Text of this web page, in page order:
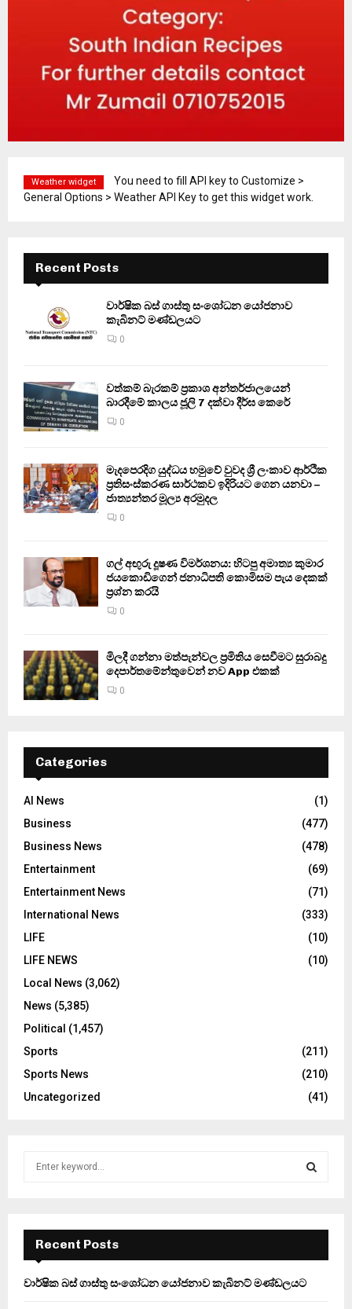
Weather widget
You need to fill API key to Customize >
General Options > Weather API Key to get this widget work.
Recent Posts
වාර්ෂික බස් ගාස්තු සංශෝධන යෝජනාව
කැබිනට් මණ්ඩලයට
0
වත්කම් බැරකම් ප්‍රකාශ අන්තර්ජාලයෙන්
බාරදීමේ කාලය ජූලි 7 දක්වා දීර්ඝ කෙරේ
0
මැදපෙරදිග යුද්ධය හමුවේ වුවද ශ්‍රී ලංකාව ආර්ථික
ප්‍රතිසංස්කරණ සාර්ථකව ඉදිරියට ගෙන යනවා –
ජාත්‍යන්තර මූල්‍ය අරමුදල
0
ගල් අඟුරු දූෂණ විමර්ශනය: හිටපු අමාත්‍ය කුමාර
ජයකොඩිගෙන් ජනාධිපති කොමිසම පැය දෙකක්
ප්‍රශ්න කරයි
0
මිලදී ගන්නා මත්පැන්වල ප්‍රමිතිය සෙවීමට සුරාබදු
දෙපාර්තමේන්තුවෙන් නව App එකක්
0
Categories
AI News
(1)
Business
(477)
Business News
(478)
Entertainment
(69)
Entertainment News
(71)
International News
(333)
LIFE
(10)
LIFE NEWS
(10)
Local News (3,062)
News (5,385)
Political (1,457)
Sports
(211)
Sports News
(210)
Uncategorized
(41)
f
r
E
A
Recent Posts
වාර්ෂික බස් ගාස්තු සංශෝධන යෝජනාව කැබිනට් මණ්ඩලයට